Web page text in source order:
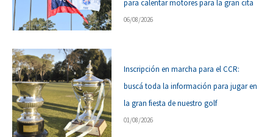
para calentar motores para la gran cita
06/08/2026
Inscripción en marcha para el CCR:
buscá toda la información para jugar en
la gran fiesta de nuestro golf
01/08/2026